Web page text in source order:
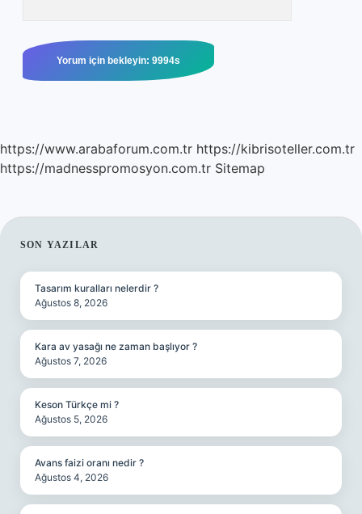
https://www.arabaforum.com.tr https://kibrisoteller.com.tr
https://madnesspromosyon.com.tr Sitemap
SIDEBAR
SON YAZILAR
Tasarım kuralları nelerdir ?
Ağustos 8, 2026
Kara av yasağı ne zaman başlıyor ?
Ağustos 7, 2026
Keson Türkçe mi ?
Ağustos 5, 2026
Avans faizi oranı nedir ?
Ağustos 4, 2026